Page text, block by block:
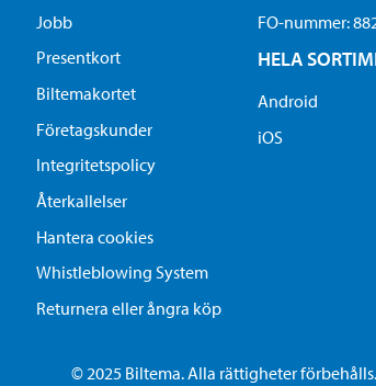
Jobb
Presentkort
Biltemakortet
Företagskunder
Integritetspolicy
Återkallelser
Hantera cookies
Whistleblowing System
Returnera eller ångra köp
FO-nummer:​
HELA
Android
iOS
© 2025 Biltema. Alla rättigheter förbehålls.